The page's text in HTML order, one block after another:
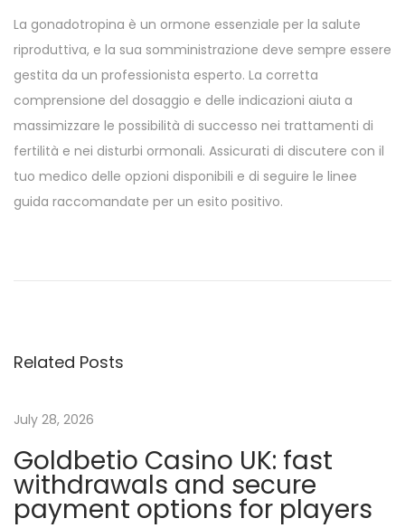
La gonadotropina è un ormone essenziale per la salute
riproduttiva, e la sua somministrazione deve sempre essere
gestita da un professionista esperto. La corretta
comprensione del dosaggio e delle indicazioni aiuta a
massimizzare le possibilità di successo nei trattamenti di
fertilità e nei disturbi ormonali. Assicurati di discutere con il
tuo medico delle opzioni disponibili e di seguire le linee
guida raccomandate per un esito positivo.
o
K
ú
r
Related Posts
July 28, 2026
Goldbetio Casino UK: fast
withdrawals and secure
payment options for players